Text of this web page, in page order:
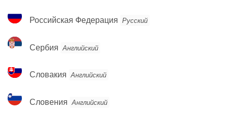
Российская
Федерация
Российская Федерация Русский
Сербия
Сербия Английский
Словакия
Словакия Английский
Словения
Словения Английский